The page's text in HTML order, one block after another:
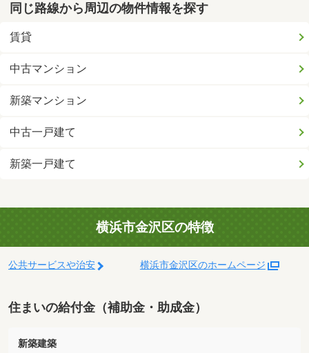
同じ路線から周辺の物件情報を探す
賃貸
中古マンション
新築マンション
中古一戸建て
新築一戸建て
横浜市金沢区の特徴
公共サービスや治安 横浜市金沢区のホームページ
住まいの給付金（補助金・助成金）
新築建築